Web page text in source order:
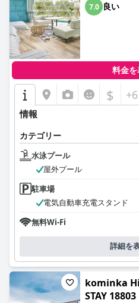
7.0 良い
料金を
$ +6
情報
カテゴリー
水泳プール
屋外プール
駐車場
電気自動車充電スタンド
無料Wi-Fi
詳細を
kominka
STAY 18803